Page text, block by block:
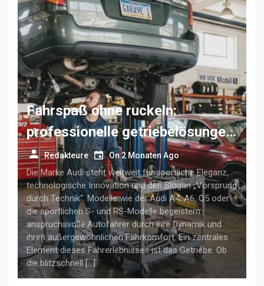
Fahrspaß ohne ruckeln:
professionelle getriebelösungen
für anspruchsvolle audi-fahrer
Redakteure On2 Monaten Ago
Die Marke Audi steht weltweit für sportliche Eleganz,
technologische Innovation und den Slogan „Vorsprung
durch Technik“. Modelle wie der Audi A4, A6, Q5 oder
die sportlichen S- und RS-Modelle begeistern
anspruchsvolle Autofahrer durch ihre Dynamik und
ihren außergewöhnlichen Fahrkomfort. Ein zentrales
Element dieses Fahrerlebnisses ist das Getriebe. Ob
die blitzschnell […]